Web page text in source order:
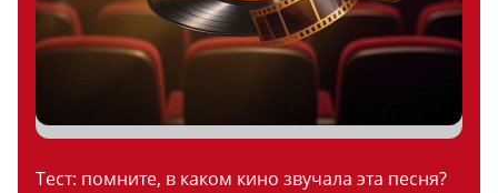
Тест: помните, в каком кино звучала эта песня?